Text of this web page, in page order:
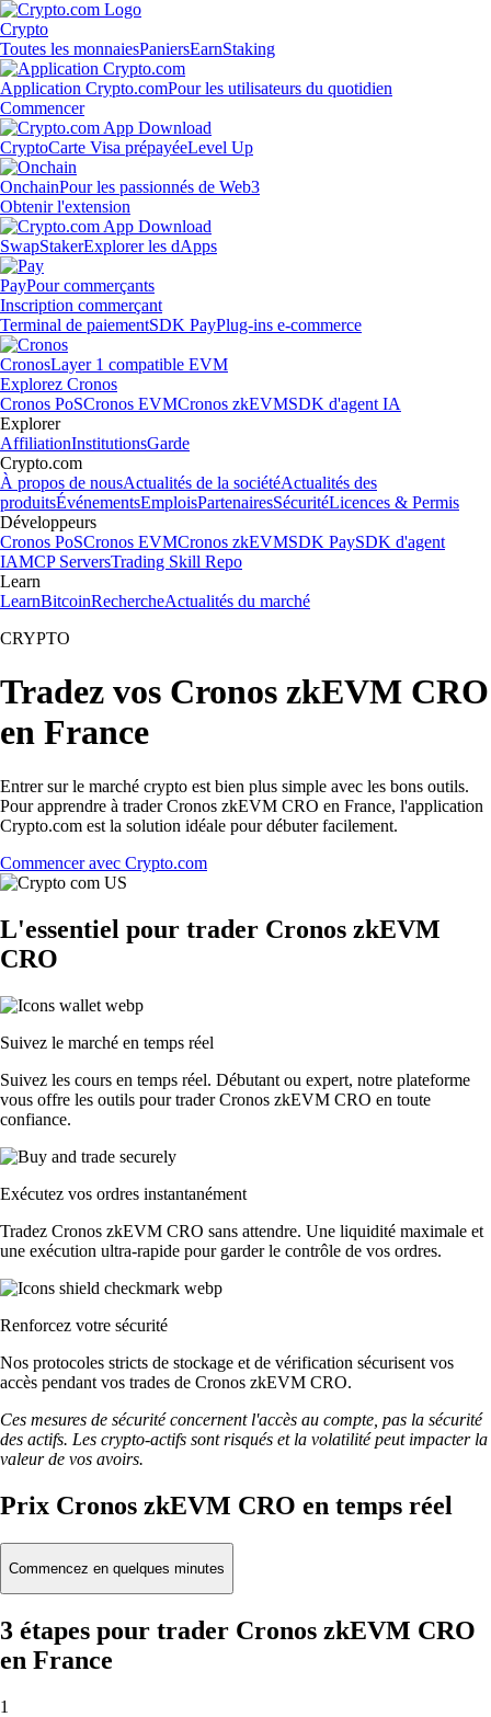
Crypto
Toutes les monnaiesPaniersEarnStaking
Application Crypto.comPour les utilisateurs du quotidien
Commencer
CryptoCarte Visa prépayéeLevel Up
OnchainPour les passionnés de Web3
Obtenir l'extension
SwapStakerExplorer les dApps
PayPour commerçants
Inscription commerçant
Terminal de paiementSDK PayPlug-ins e-commerce
CronosLayer 1 compatible EVM
Explorez Cronos
Cronos PoSCronos EVMCronos zkEVMSDK d'agent IA
Explorer
AffiliationInstitutionsGarde
Crypto.com
À propos de nousActualités de la sociétéActualités des
produitsÉvénementsEmploisPartenairesSécuritéLicences & Permis
Développeurs
Cronos PoSCronos EVMCronos zkEVMSDK PaySDK d'agent
IAMCP ServersTrading Skill Repo
Learn
LearnBitcoinRechercheActualités du marché
CRYPTO
Tradez vos Cronos zkEVM CRO
en France
Entrer sur le marché crypto est bien plus simple avec les bons outils.
Pour apprendre à trader Cronos zkEVM CRO en France, l'application
Crypto.com est la solution idéale pour débuter facilement.
Commencer avec Crypto.com
L'essentiel pour trader Cronos zkEVM
CRO
Suivez le marché en temps réel
Suivez les cours en temps réel. Débutant ou expert, notre plateforme
vous offre les outils pour trader Cronos zkEVM CRO en toute
confiance.
Exécutez vos ordres instantanément
Tradez Cronos zkEVM CRO sans attendre. Une liquidité maximale et
une exécution ultra-rapide pour garder le contrôle de vos ordres.
Renforcez votre sécurité
Nos protocoles stricts de stockage et de vérification sécurisent vos
accès pendant vos trades de Cronos zkEVM CRO.
Ces mesures de sécurité concernent l'accès au compte, pas la sécurité
des actifs. Les crypto-actifs sont risqués et la volatilité peut impacter la
valeur de vos avoirs.
Prix Cronos zkEVM CRO en temps réel
Commencez en quelques minutes
3 étapes pour trader Cronos zkEVM CRO
en France
1